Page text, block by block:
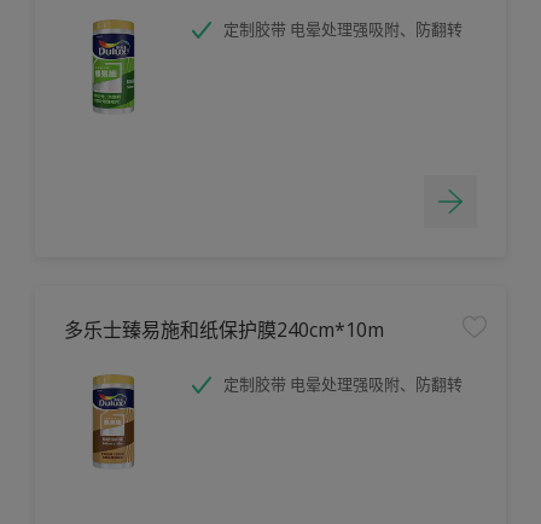
定制胶带 电晕处理强吸附、防翻转
多乐士臻易施和纸保护膜240cm*10m
定制胶带 电晕处理强吸附、防翻转